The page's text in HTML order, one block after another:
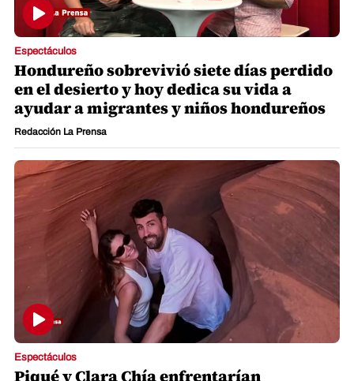
Espectáculos
Hondureño sobrevivió siete días perdido
en el desierto y hoy dedica su vida a
ayudar a migrantes y niños hondureños
Redacción La Prensa
Espectáculos
Piqué y Clara Chía enfrentarían